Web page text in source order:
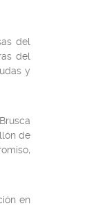
del
del
y
de
en